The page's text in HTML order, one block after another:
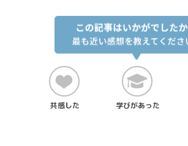
共感した 学びがあった